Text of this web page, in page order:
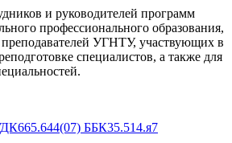
и руководителей программ
профессионального образования,
УГНТУ, участвующих в
специалистов, а также для